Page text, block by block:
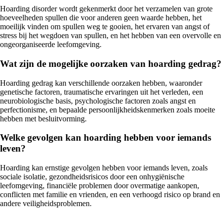
Hoarding disorder wordt gekenmerkt door het verzamelen van grote
hoeveelheden spullen die voor anderen geen waarde hebben, het
moeilijk vinden om spullen weg te gooien, het ervaren van angst of
stress bij het wegdoen van spullen, en het hebben van een overvolle en
ongeorganiseerde leefomgeving.
Wat zijn de mogelijke oorzaken van hoarding gedrag?
Hoarding gedrag kan verschillende oorzaken hebben, waaronder
genetische factoren, traumatische ervaringen uit het verleden, een
neurobiologische basis, psychologische factoren zoals angst en
perfectionisme, en bepaalde persoonlijkheidskenmerken zoals moeite
hebben met besluitvorming.
Welke gevolgen kan hoarding hebben voor iemands
leven?
Hoarding kan ernstige gevolgen hebben voor iemands leven, zoals
sociale isolatie, gezondheidsrisicos door een onhygiënische
leefomgeving, financiële problemen door overmatige aankopen,
conflicten met familie en vrienden, en een verhoogd risico op brand en
andere veiligheidsproblemen.